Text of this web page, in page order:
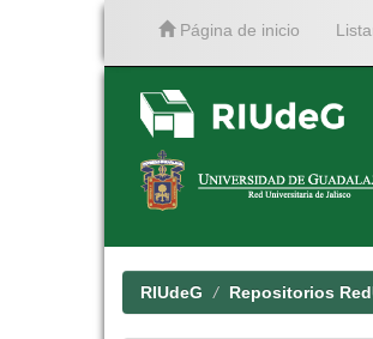
Página de inicio
RIUdeG Repositorios